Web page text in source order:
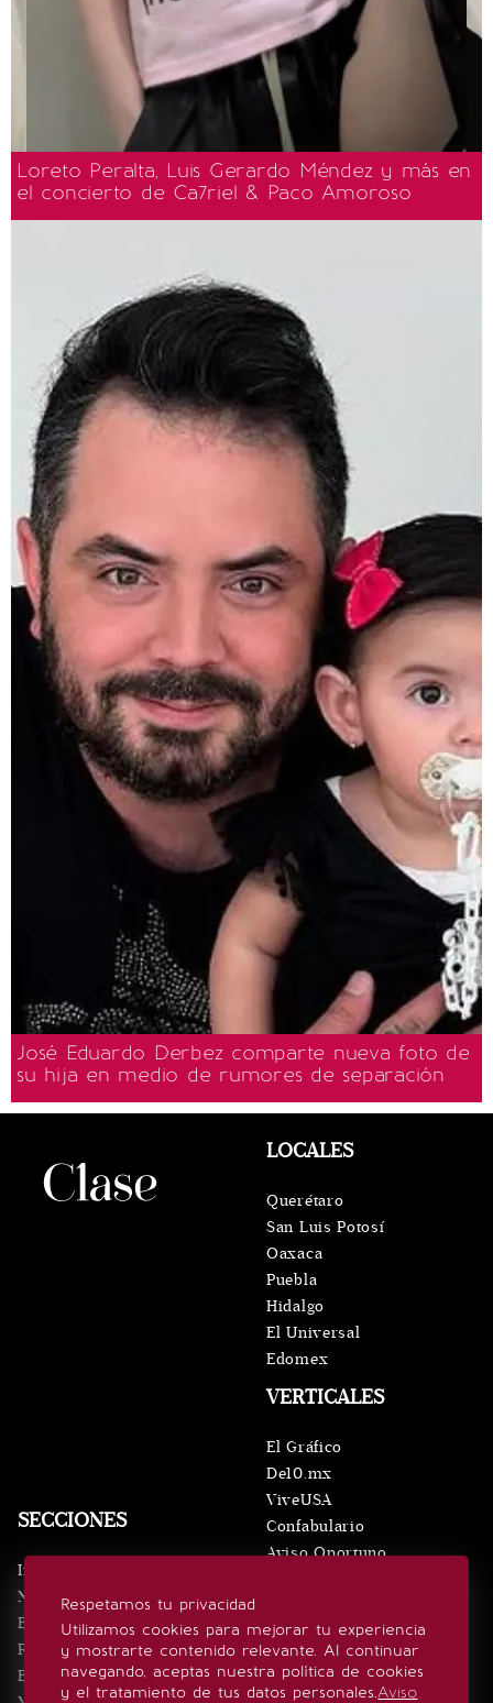
Loreto Peralta, Luis Gerardo Méndez y más en
el concierto de Ca7riel & Paco Amoroso
José Eduardo Derbez comparte nueva foto de
su hija en medio de rumores de separación
Respetamos tu privacidad
Utilizamos cookies para mejorar tu experiencia
y mostrarte contenido relevante. Al continuar
navegando, aceptas nuestra política de cookies
y el tratamiento de tus datos personales.Aviso
SECCIONES
Inicio
Noticias
Eventos
Realeza
Estilo de vida
VERTICALES
El Gráfico
De10.mx
ViveUSA
Confabulario
Aviso Oportuno
LOCALES
Querétaro
San Luis Potosí
Oaxaca
Puebla
Hidalgo
El Universal
Edomex
SÍGUENOS